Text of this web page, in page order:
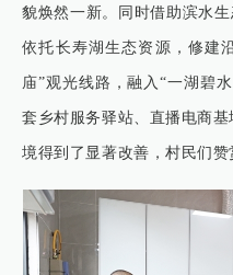
貌焕然一新。同时借助滨水生
依托长寿湖生态资源，修建
庙”观光线路，融入“一湖碧
套乡村服务驿站、直播电商
境得到了显著改善，村民们赞